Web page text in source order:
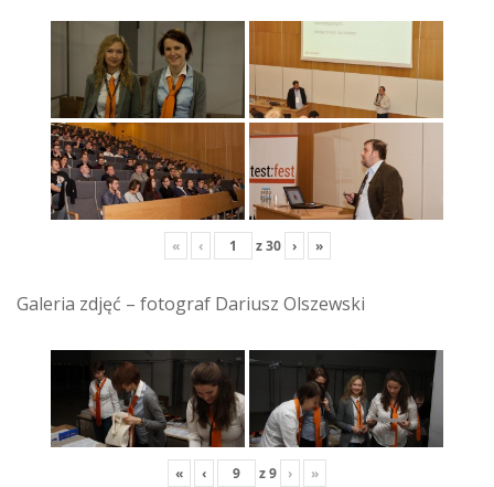
« ‹ z30 › »
Galeria zdjęć – fotograf Dariusz Olszewski
« ‹ z9 › »